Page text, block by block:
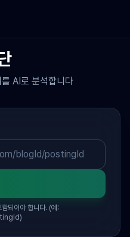
AI로 분석합니다
되어야 합니다. (예: